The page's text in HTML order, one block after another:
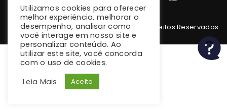
Copyright 2026 climba.com.br. Todos os Direitos Reservados
Utilizamos cookies para oferecer
melhor experiência, melhorar o
desempenho, analisar como
você interage em nosso site e
personalizar conteúdo. Ao
utilizar este site, você concorda
com o uso de cookies.
Leia Mais
Aceito